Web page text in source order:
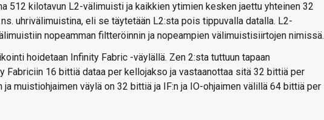
512 kilotavun L2-välimuisti ja kaikkien ytimien kesken jaettu yhteinen 32
uhrivälimuistina, eli se täytetään L2:sta pois tippuvalla datalla. L2-
nopeamman filtteröinnin ja nopeampien välimuistisiirtojen nimissä.
hoidetaan Infinity Fabric -väylällä. Zen 2:sta tuttuun tapaan
16 bittiä dataa per kellojakso ja vastaanottaa sitä 32 bittiä per
muistiohjaimen väylä on 32 bittiä ja IF:n ja IO-ohjaimen välillä 64 bittiä per